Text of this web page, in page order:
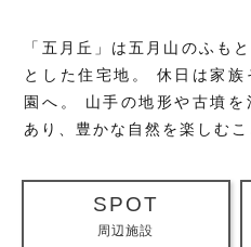
「五月丘」は五月山のふも
とした住宅地。
休日は家族
園へ。
山手の地形や古墳
あり、豊かな自然を楽しむこ
SPOT
周辺施設